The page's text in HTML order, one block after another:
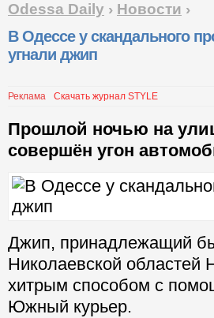
Odessa Daily › Новости ›
В Одессе у скандального
угнали джип
Реклама Скачать журнал STYLE
Прошлой ночью на
совершён угон
Джип, принадлежащий
Николаевской областей
хитрым способом с
Южный курьер.